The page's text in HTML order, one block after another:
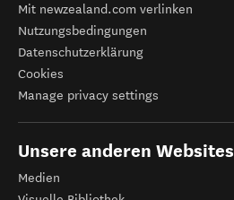
Mit newzealand.com verlinken
Nutzungsbedingungen
Datenschutzerklärung
Cookies
Manage privacy settings
Unsere anderen Websites
Medien